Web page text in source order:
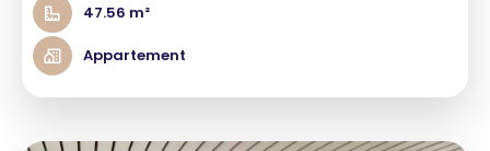
47.56 m²
Appartement